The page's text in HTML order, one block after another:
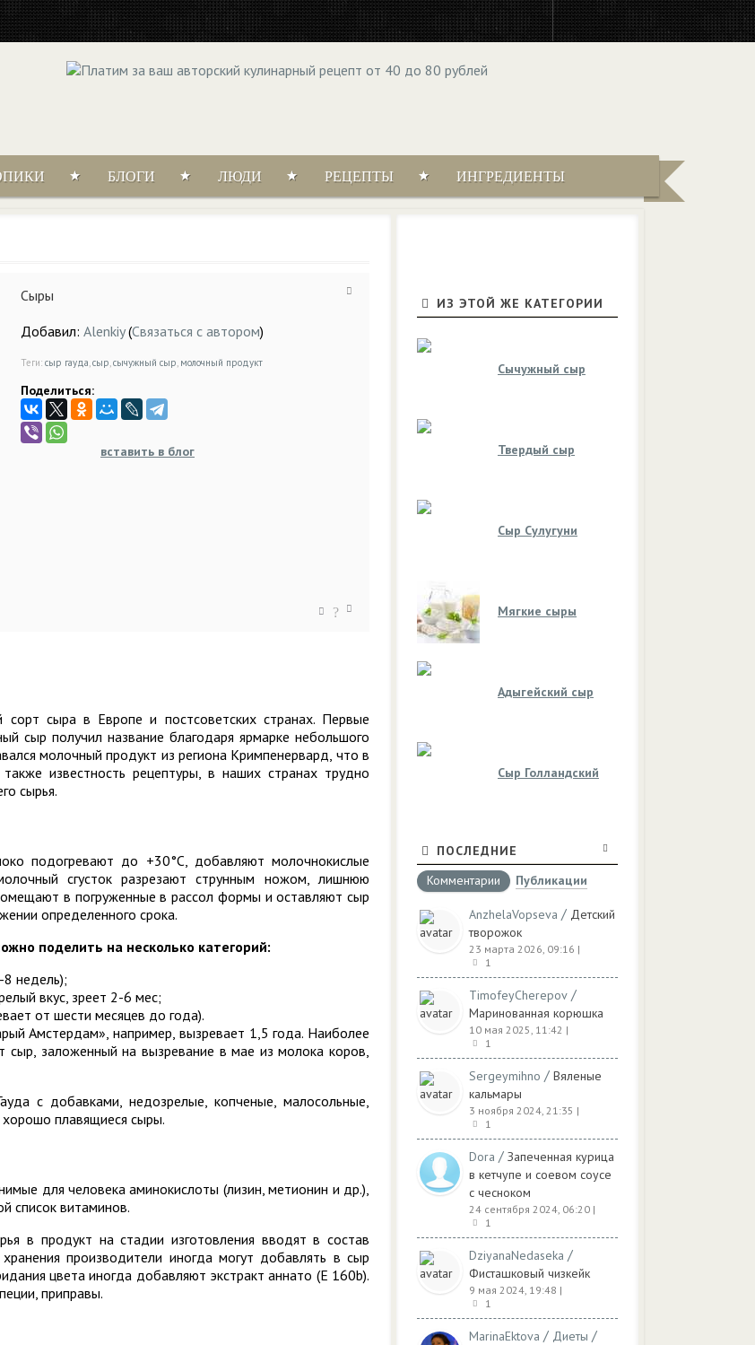
БЛОГИ ЛЮДИ РЕЦЕПТЫ ИНГРЕДИЕНТЫ
Сыры
?
Добавил: Alenkiy(Связаться с автором)
Теги: сыр гауда,сыр,сычужный сыр, молочный продукт
Поделиться:
вставить в блог
сыра в Европе и постсоветских странах. Первые
сыр получил название благодаря ярмарке небольшого
молочный продукт из региона Кримпенервард, что в
известность рецептуры, в наших странах трудно
сырья.
подогревают до +30°C, добавляют молочнокислые
сгусток разрезают струнным ножом, лишнюю
в погруженные в рассол формы и оставляют сыр
определенного срока.
поделить на несколько категорий:
недель);
вкус, зреет 2-6 мес;
от шести месяцев до года).
Амстердам», например, вызревает 1,5 года. Наиболее
заложенный на вызревание в мае из молока коров,
с добавками, недозрелые, копченые, малосольные,
плавящиеся сыры.
для человека аминокислоты (лизин, метионин и др.),
список витаминов.
в продукт на стадии изготовления вводят в состав
производители иногда могут добавлять в сыр
цвета иногда добавляют экстракт аннато (E 160b).
приправы.
ИЗ ЭТОЙ ЖЕ КАТЕГОРИИ
Сычужный сыр
Твердый сыр
Сыр Сулугуни
Мягкие сыры
Адыгейский сыр
Сыр Голландский
ПОСЛЕДНИЕ
Комментарии
Публикации
AnzhelaVopseva / Детский
творожок
23 марта 2026, 09:16 |
1
TimofeyCherepov /
Маринованная корюшка
10 мая 2025, 11:42 |
1
Sergeymihno / Вяленые
кальмары
3 ноября 2024, 21:35 |
1
Dora / Запеченная курица
в кетчупе и соевом соусе
с чесноком
24 сентября 2024, 06:20 |
1
DziyanaNedaseka /
Фисташковый чизкейк
9 мая 2024, 19:48 |
1
MarinaEktova / Диеты /